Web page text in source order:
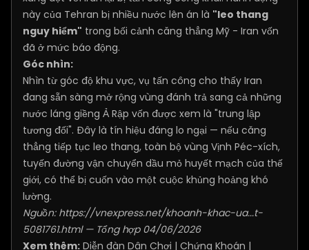
này của Tehran bị nhiều nước lên án là "leo thang
nguy hiểm" trong bối cảnh căng thẳng Mỹ - Iran vốn
đã ở mức báo động.
Góc nhìn:
Nhìn từ góc độ khu vực, vụ tấn công cho thấy Iran
đang sẵn sàng mở rộng vùng đánh trả sang cả những
nước láng giềng Ả Rập vốn được xem là "trung lập
tương đối". Đây là tín hiệu đáng lo ngại — nếu căng
thẳng tiếp tục leo thang, toàn bộ vùng Vịnh Péc-xích,
tuyến đường vận chuyển dầu mỏ huyết mạch của thế
giới, có thể bị cuốn vào một cuộc khủng hoảng khó
lường.
Nguồn: https://vnexpress.net/khoanh-khac-ua...t-
5081761.html— Tổng hợp 04/06/2026
Xem thêm: Diễn đàn Dân Chơi | Chứng Khoán |